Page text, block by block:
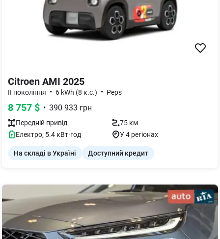
Citroen AMI 2025
II покоління • 6 kWh (8 к.с.) • Peps
8 757 $ • 390 933 грн
Передній привід
75 км
Електро, 5.4 кВт·год У 4 регіонах
На складі в Україні Доступний кредит